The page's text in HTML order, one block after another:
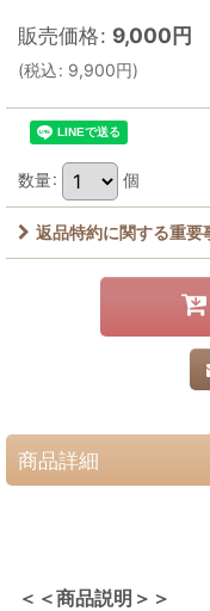
販売価格: 9,000円
(税込: 9,900円)
数量: 個
返品特約に関する重要
商品詳細
＜＜商品説明＞＞